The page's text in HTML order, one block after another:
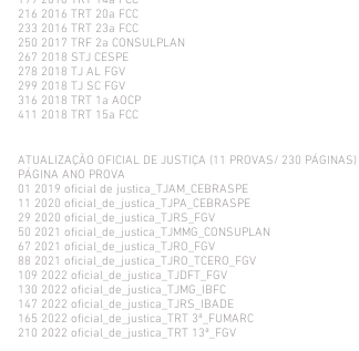
216 2016 TRT 20a FCC
233 2016 TRT 23a FCC
250 2017 TRF 2a CONSULPLAN
267 2018 STJ CESPE
278 2018 TJ AL FGV
299 2018 TJ SC FGV
316 2018 TRT 1a AOCP
411 2018 TRT 15a FCC
ATUALIZAÇÃO OFICIAL DE JUSTIÇA (11 PROVAS/ 230 PÁGINAS)
PÁGINA ANO PROVA
01 2019 oficial de justica_TJAM_CEBRASPE
11 2020 oficial_de_justica_TJPA_CEBRASPE
29 2020 oficial_de_justica_TJRS_FGV
50 2021 oficial_de_justica_TJMMG_CONSUPLAN
67 2021 oficial_de_justica_TJRO_FGV
88 2021 oficial_de_justica_TJRO_TCERO_FGV
109 2022 oficial_de_justica_TJDFT_FGV
130 2022 oficial_de_justica_TJMG_IBFC
147 2022 oficial_de_justica_TJRS_IBADE
165 2022 oficial_de_justica_TRT 3ª_FUMARC
210 2022 oficial_de_justica_TRT 13ª_FGV